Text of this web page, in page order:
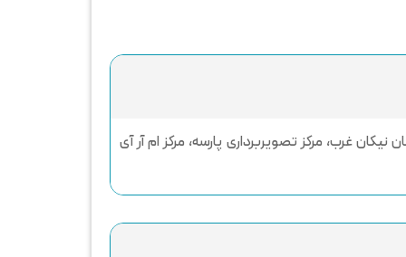
غرب، مرکز تصویربرداری پارسه، مرکز ام آر آی